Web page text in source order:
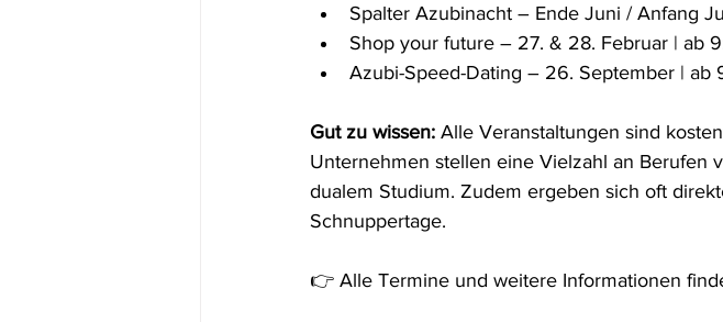
Spalter Azubinacht – Ende Juni / Anfang
Shop your future – 27. & 28. Februar | ab
Azubi-Speed-Dating – 26. September | ab
Gut zu wissen: Alle Veranstaltungen sind
Unternehmen stellen eine Vielzahl an Berufen
dualem Studium. Zudem ergeben sich oft
Schnuppertage.
👉 Alle Termine und weitere Informationen